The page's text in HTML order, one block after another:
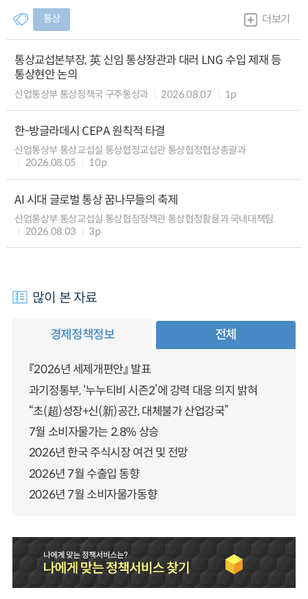
통상 더보기
통상교섭본부장, 英 신임 통상장관과 대러 LNG 수입 제재 등
통상현안 논의
산업통상부 통상정책국 구주통상과 2026.08.07 1p
한-방글라데시 CEPA 원칙적 타결
산업통상부 통상교섭실 통상협정교섭관 통상협정협상총괄과
2026.08.05
10p
AI 시대 글로벌 통상 꿈나무들의 축제
산업통상부 통상교섭실 통상협정정책관 통상협정활용과 국내대책팀
2026.08.03
3p
많이 본 자료
경제정책정보 전체
『2026년 세제개편안』 발표
과기정통부, ‘누누티비 시즌2’에 강력 대응 의지 밝혀
“초(超)성장+신(新)공간, 대체불가 산업강국”
7월 소비자물가는 2.8% 상승
2026년 한국 주식시장 여건 및 전망
2026년 7월 수출입 동향
2026년 7월 소비자물가동향